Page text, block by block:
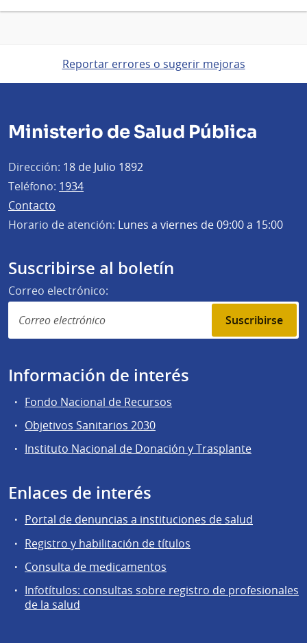
Reportar errores o sugerir mejoras
Ministerio de Salud Pública
Dirección: 18 de Julio 1892
Teléfono: 1934
Contacto
Horario de atención: Lunes a viernes de 09:00 a 15:00
Suscribirse al boletín
Correo electrónico:
Suscribirse
Información de interés
Fondo Nacional de Recursos
Objetivos Sanitarios 2030
Instituto Nacional de Donación y Trasplante
Enlaces de interés
Portal de denuncias a instituciones de salud
Registro y habilitación de títulos
Consulta de medicamentos
Infotítulos: consultas sobre registro de profesionales
de la salud